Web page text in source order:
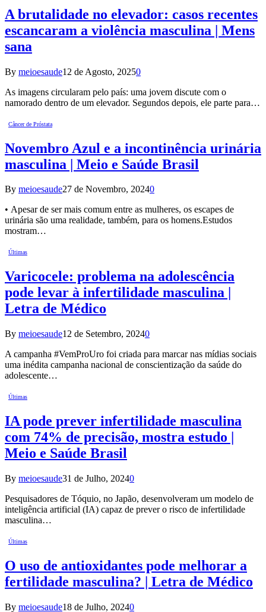
A brutalidade no elevador: casos recentes
escancaram a violência masculina | Mens
sana
By meioesaude12 de Agosto, 20250
As imagens circularam pelo país: uma jovem discute com o
namorado dentro de um elevador. Segundos depois, ele parte para…
Câncer de Próstata
Novembro Azul e a incontinência urinária
masculina | Meio e Saúde Brasil
By meioesaude27 de Novembro, 20240
• Apesar de ser mais comum entre as mulheres, os escapes de
urinária são uma realidade, também, para os homens.Estudos
mostram…
Últimas
Varicocele: problema na adolescência
pode levar à infertilidade masculina |
Letra de Médico
By meioesaude12 de Setembro, 20240
A campanha #VemProUro foi criada para marcar nas mídias sociais
uma inédita campanha nacional de conscientização da saúde do
adolescente…
Últimas
IA pode prever infertilidade masculina
com 74% de precisão, mostra estudo |
Meio e Saúde Brasil
By meioesaude31 de Julho, 20240
Pesquisadores de Tóquio, no Japão, desenvolveram um modelo de
inteligência artificial (IA) capaz de prever o risco de infertilidade
masculina…
Últimas
O uso de antioxidantes pode melhorar a
fertilidade masculina? | Letra de Médico
By meioesaude18 de Julho, 20240